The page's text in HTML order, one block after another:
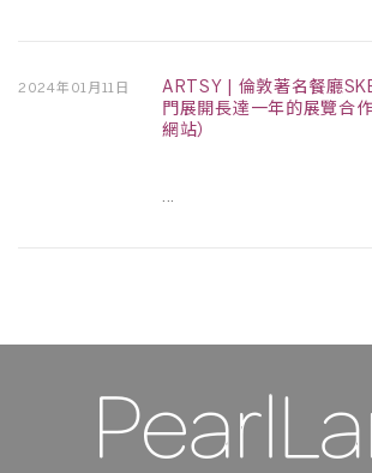
2024年01月11日
ARTSY | 倫敦著名餐廳
門展開長達一年的展覽合
網站）
...